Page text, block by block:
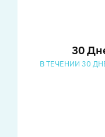
30
В ТЕЧЕНИИ 30